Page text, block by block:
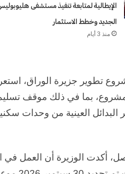
الإيطالية لمتابعة تنفيذ مستشفى
الجديد وخطط الاستثمار
منذ 3 أيام
تطوير جزيرة الوراق،
بما في ذلك موقف
البدائل العينية من وحدات
أكدت الوزيرة أن العمل في